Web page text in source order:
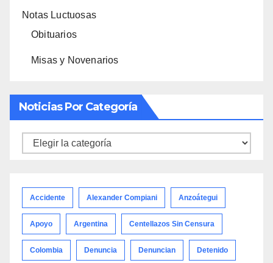
Notas Luctuosas
Obituarios
Misas y Novenarios
Noticias Por Categoría
Noticias
Accidente Alexander Compiani Anzoátegui
Apoyo Argentina Centellazos Sin Censura
Colombia Denuncia Denuncian Detenido